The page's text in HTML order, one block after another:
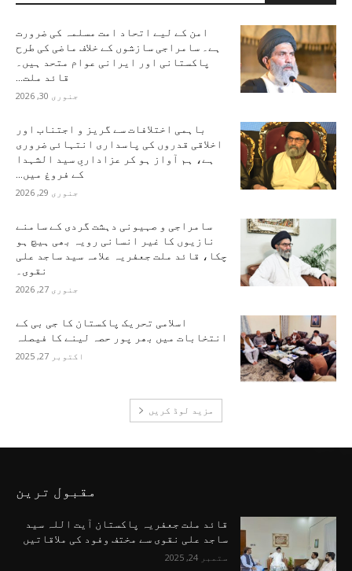
امن کے لیے اتحاد امت مسلمہ کی ضرورت
ہے۔ سامراجی سازشوں کے خلاف ماضی کی طرح
پاکستانی اور ایرانی عوام متحد ہیں۔
قائد ملت...
جنوری 30, 2026
باہمی اختلافات سے گریز و اجتناب اور
اخلاقی قدروں کی پاسداری انتہائی ضروری
ہے، ہم آواز ہو کر عزاداریِ سید الشہدا
کے فروغ میں...
جنوری 29, 2026
سامراجی و صہیونی دہشت گردی کے سامنے
نازیوں کا غیر انسانی رویہ بھی ہیچ ہو
چکا، قائد ملت جعفریہ علامہ سید ساجد علی
نقوی۔
جنوری 27, 2026
اسلامی تحریک پاکستان کا جی بی کے
انتخابات میں بھر پور حصہ لینے کا فیصلہ
اکتوبر 27, 2025
مزید لوڈ کریں
مقبول ترین
قائد ملت جعفریہ پاکستان آیت اللہ سید
ساجد علی نقوی سے مختف وفود کی ملاقاتیں
ستمبر 24, 2025